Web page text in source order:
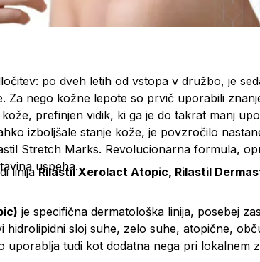
po dveh letih od vstopa v družbo, je
Za nego kožne lepote so prvič uporabili
prefinjen vidik, ki ga je do takrat manj
izboljšale stanje kože, je povzročilo
Stretch Marks. Revolucionarna formula,
uspeha.
linijaRilastil Xerolact Atopic, Rilastil
je specifična dermatološka linija, posebej
hidrolipidni sloj suhe, zelo suhe, atopične,
uporablja tudi kot dodatna nega pri lokalnem